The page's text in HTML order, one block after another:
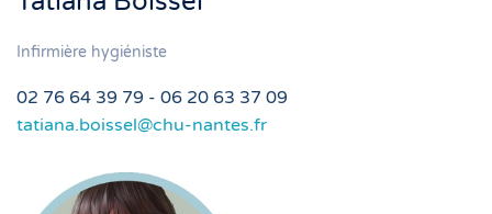
Infirmière hygiéniste
02 76 64 39 79 - 06 20 63 37 09
tatiana.boissel@chu-nantes.fr